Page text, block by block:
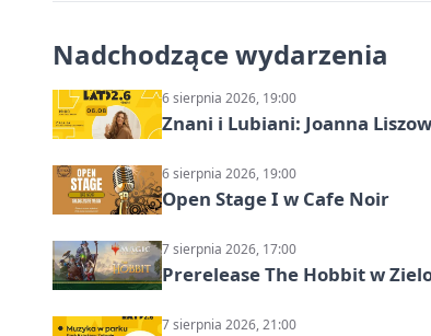
Nadchodzące wydarzenia
6 sierpnia 2026, 19:00
Znani i Lubiani: Joanna
6 sierpnia 2026, 19:00
Open Stage I w Cafe Noir
7 sierpnia 2026, 17:00
Prerelease The Hobbit w
7 sierpnia 2026, 21:00